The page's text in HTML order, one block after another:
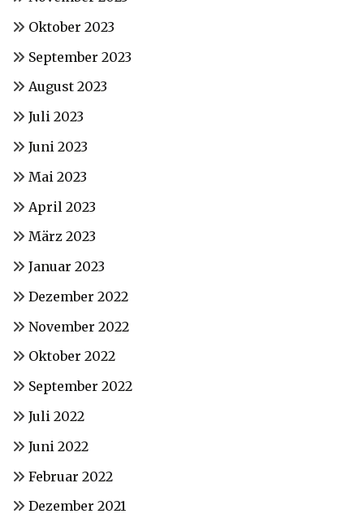
Oktober 2023
September 2023
August 2023
Juli 2023
Juni 2023
Mai 2023
April 2023
März 2023
Januar 2023
Dezember 2022
November 2022
Oktober 2022
September 2022
Juli 2022
Juni 2022
Februar 2022
Dezember 2021